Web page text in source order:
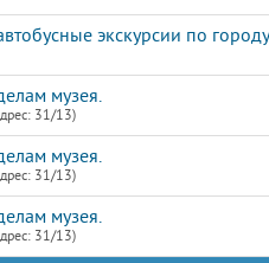
экскурсии по городу
музея.
31/13)
музея.
31/13)
музея.
31/13)